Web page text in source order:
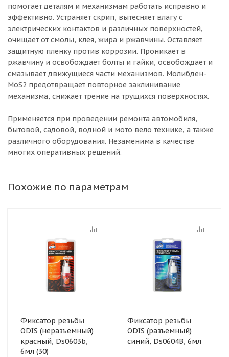
помогает деталям и механизмам работать исправно и
эффективно. Устраняет скрип, вытесняет влагу с
электрических контактов и различных поверхностей,
очищает от смолы, клея, жира и ржавчины. Оставляет
защитную пленку против коррозии. Проникает в
ржавчину и освобождает болты и гайки, освобождает и
смазывает движущиеся части механизмов. Молибден-
MoS2 предотвращает повторное заклинивание
механизма, снижает трение на трущихся поверхностях.
Применяется при проведении ремонта автомобиля,
бытовой, садовой, водной и мото вело технике, а также
различного оборудования. Незаменима в качестве
многих оперативных решений.
Похожие по параметрам
Фиксатор резьбы
ODIS (неразъемный)
красный, Ds0603b,
6мл (30)
Фиксатор резьбы
ODIS (разъемный)
синий, Ds0604B, 6мл